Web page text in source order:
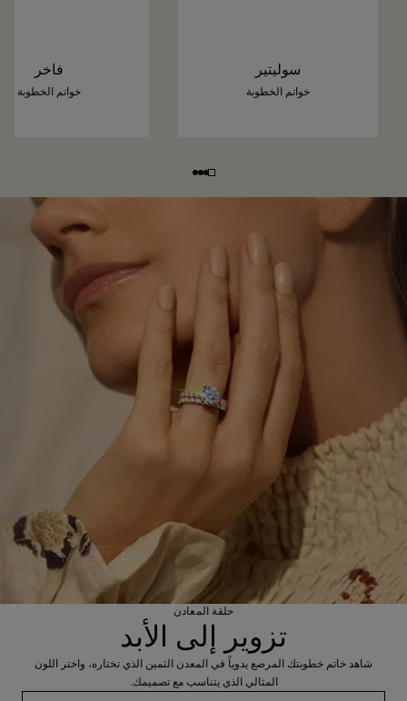
سوليتير
خواتم الخطوبة
فاخر
خواتم الخطوبة
حلقة المعادن
تزوير إلى الأبد
شاهد خاتم خطوبتك المرصع يدوياً في المعدن الثمين الذي تختاره، واختر اللون
المثالي الذي يتناسب مع تصميمك.